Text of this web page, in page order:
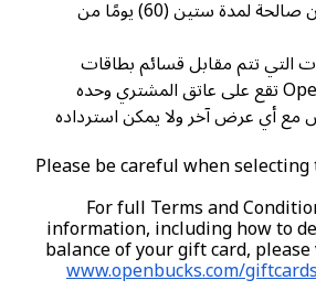
الصلاحية وتكون صالحة لمدة ستين (60) يومًا من
تتم مقابل قسائم بطاقات
عرض آخر ولا يمكن استرداده
Please be careful when
For full Terms and
information, including how
balance of your gift card,
www.openbucks.com/